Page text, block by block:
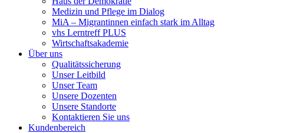
Medizin und Pflege im Dialog
MiA – Migrantinnen einfach stark im Alltag
vhs Lerntreff PLUS
Wirtschaftsakademie
Über uns
Qualitätssicherung
Unser Leitbild
Unser Team
Unsere Dozenten
Unsere Standorte
Kontaktieren Sie uns
Kundenbereich